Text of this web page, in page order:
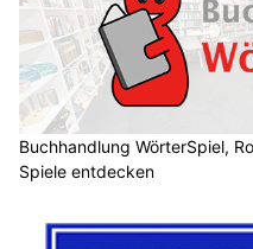
Buchhandlung WörterSpiel,
Spiele entdecken